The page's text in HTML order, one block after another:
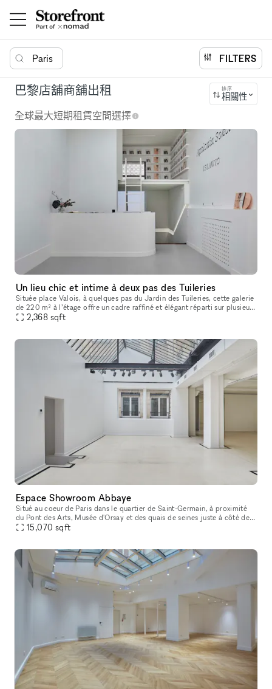
Paris FILTERS
巴黎店舖商舖出租 排序
相關性
全球最大短期租賃空間選擇
Un lieu chic et intime à deux pas des Tuileries
Située place Valois, à quelques pas du Jardin des Tuileries, cette galerie
de 220 m² à l’étage offre un cadre raffiné et élégant réparti sur plusieurs
pièces. Parfaitement adaptée pour des pop-up sto
2,368 sqft
Espace Showroom Abbaye
Situé au coeur de Paris dans le quartier de Saint-Germain, à proximité
du Pont des Arts, Musée d'Orsay et des quais de seines juste à côté de
l'église Saint-Germain, Café de Flore, Les Deux Magots et
15,070 sqft